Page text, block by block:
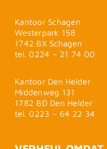
Kantoor Schagen
Westerpark 158
1742 BX Schagen
tel. 0224 – 21 74 00
Kantoor Den Helder
Middenweg 131
1782 BD Den Helder
tel. 0223 – 64 22 34